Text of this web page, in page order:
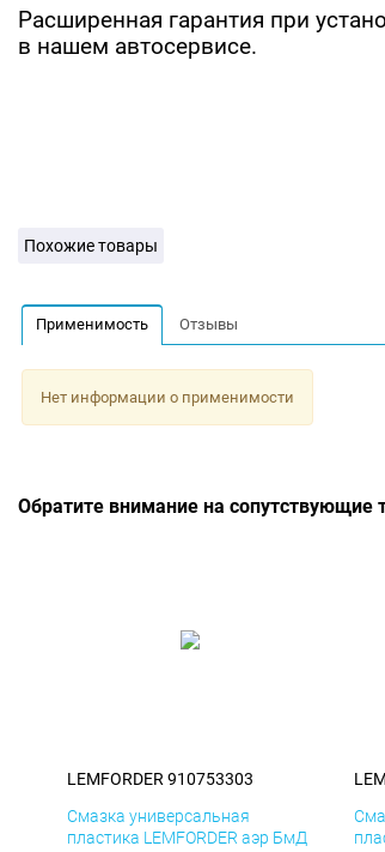
Расширенная гарантия при
в нашем автосервисе.
Похожие товары
Применимость Отзывы
Нет информации о применимости
Обратите внимание на сопутствующие
LEMFORDER 910753303
Смазка универсальная
пластика LEMFORDER аэр БмД